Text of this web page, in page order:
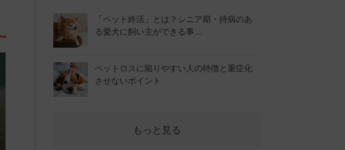
「ペット終活」とは？シニア期・持病のあ
る愛犬に飼い主ができる事…
ペットロスに陥りやすい人の特徴と重症化
させないポイント
もっと見る